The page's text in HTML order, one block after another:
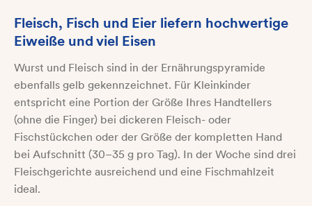
Fleisch, Fisch und Eier liefern hochwertige
Eiweiße und viel Eisen
Wurst und Fleisch sind in der Ernährungspyramide
ebenfalls gelb gekennzeichnet. Für Kleinkinder
entspricht eine Portion der Größe Ihres Handtellers
(ohne die Finger) bei dickeren Fleisch- oder
Fischstückchen oder der Größe der kompletten Hand
bei Aufschnitt (30–35 g pro Tag). In der Woche sind drei
Fleischgerichte ausreichend und eine Fischmahlzeit
ideal.